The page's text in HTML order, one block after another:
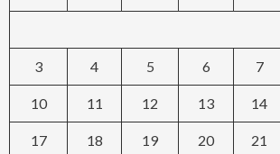
3 4 5 6 7
10 11 12 13 14
17 18 19 20 21